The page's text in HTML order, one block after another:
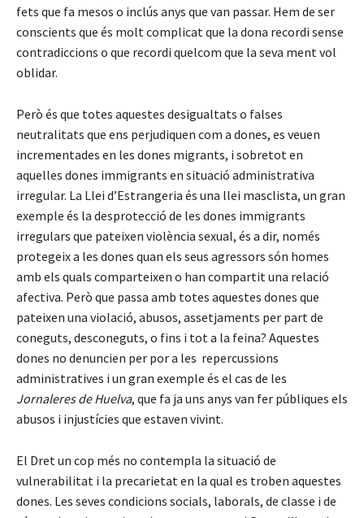
fets que fa mesos o inclús anys que van passar. Hem de ser
conscients que és molt complicat que la dona recordi sense
contradiccions o que recordi quelcom que la seva ment vol
oblidar.
Però és que totes aquestes desigualtats o falses
neutralitats que ens perjudiquen com a dones, es veuen
incrementades en les dones migrants, i sobretot en
aquelles dones immigrants en situació administrativa
irregular. La Llei d’Estrangeria és una llei masclista, un gran
exemple és la desprotecció de les dones immigrants
irregulars que pateixen violència sexual, és a dir, només
protegeix a les dones quan els seus agressors són homes
amb els quals comparteixen o han compartit una relació
afectiva. Però que passa amb totes aquestes dones que
pateixen una violació, abusos, assetjaments per part de
coneguts, desconeguts, o fins i tot a la feina? Aquestes
dones no denuncien per por a les repercussions
administratives i un gran exemple és el cas de les
Jornaleres de Huelva, que fa ja uns anys van fer públiques els
abusos i injustícies que estaven vivint.
El Dret un cop més no contempla la situació de
vulnerabilitat i la precarietat en la qual es troben aquestes
dones. Les seves condicions socials, laborals, de classe i de